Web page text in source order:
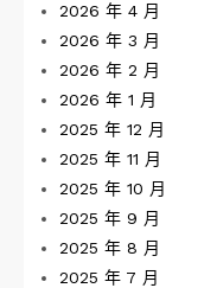
2026 年 4 月
2026 年 3 月
2026 年 2 月
2026 年 1 月
2025 年 12 月
2025 年 11 月
2025 年 10 月
2025 年 9 月
2025 年 8 月
2025 年 7 月